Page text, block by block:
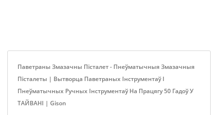
Паветраны Змазачны Пісталет - Пнеўматычныя Змазачныя
Пісталеты | Вытворца Паветраных Інструментаў І
Пнеўматычных Ручных Інструментаў На Працягу 50 Гадоў У
ТАЙВАНІ | Gison